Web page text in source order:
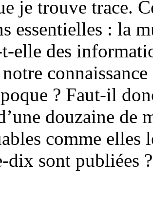
je trouve trace.
essentielles : la
elle des
? Faut-il
douzaine de
comme elles
dix sont publiées ?